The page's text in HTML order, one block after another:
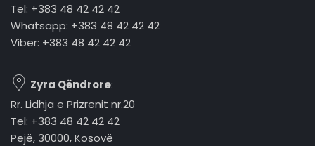
Tel: +383 48 42 42 42
Whatsapp: +383 48 42 42 42
Viber: +383 48 42 42 42
Zyra Qëndrore:
Rr. Lidhja e Prizrenit nr.20
Tel: +383 48 42 42 42
Pejë, 30000, Kosovë